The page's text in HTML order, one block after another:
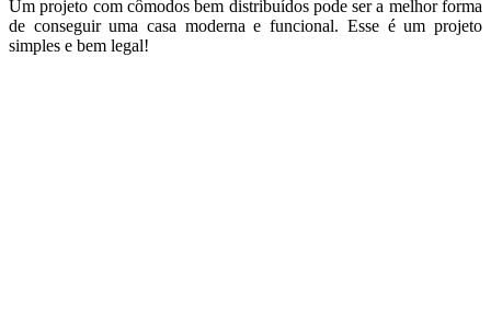
Um projeto com cômodos bem distribuídos pode ser a melhor forma
de conseguir uma casa moderna e funcional. Esse é um projeto
simples e bem legal!